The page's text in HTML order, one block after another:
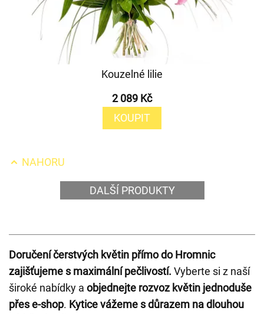
Kouzelné lilie
2 089 Kč
KOUPIT
NAHORU
DALŠÍ PRODUKTY
Doručení čerstvých květin přímo do Hromnic
zajišťujeme s maximální pečlivostí. Vyberte si z naší
široké nabídky a objednejte rozvoz květin jednoduše
přes e-shop. Kytice vážeme s důrazem na dlouhou